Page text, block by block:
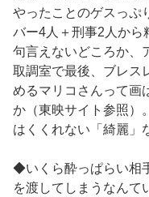
やったことのゲスっぷ
バー4人＋刑事2人から
句言えないどころか、
取調室で最後、ブレス
めるマリコさんって画
か（東映サイト参照）
はくくれない「綺麗」
◆いくら酔っぱらい相
を渡してしまうなんて